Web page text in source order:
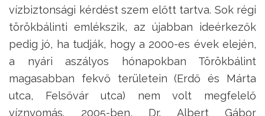
vízbiztonsági kérdést szem előtt tartva. Sok régi
törökbálinti emlékszik, az újabban ideérkezők
pedig jó, ha tudják, hogy a 2000-es évek elején,
a nyári aszályos hónapokban Törökbálint
magasabban fekvő területein (Erdő és Márta
utca, Felsővár utca) nem volt megfelelő
víznyomás. 2005-ben, Dr. Albert Gábor